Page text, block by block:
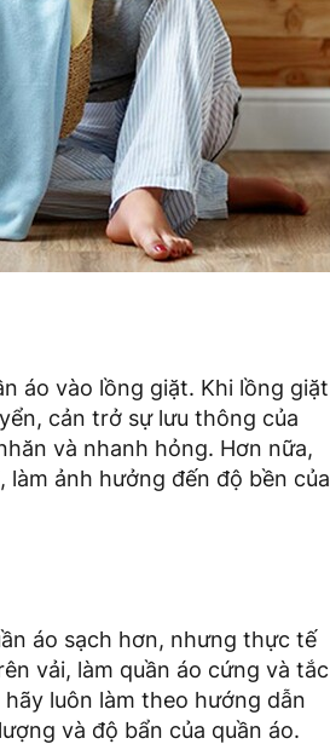
áo vào lồng giặt. Khi lồng giặt
cản trở sự lưu thông của
và nhanh hỏng. Hơn nữa,
ảnh hưởng đến độ bền của
áo sạch hơn, nhưng thực tế
vải, làm quần áo cứng và tắc
luôn làm theo hướng dẫn
và độ bẩn của quần áo.